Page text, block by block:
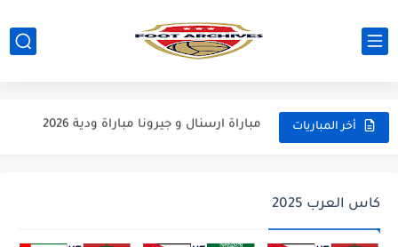
أخر المباريات
كاس العرب 2025